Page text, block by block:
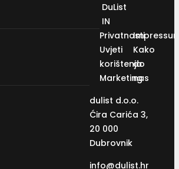
DuList
IN
Privatnosti
Uvjeti
korištenja
Marketing
Kako
do
nas
dulist d.o.o.
Ćira Carića 3,
20 000
Dubrovnik
info@dulist.hr